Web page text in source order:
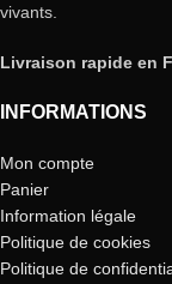
vivants.
Livraison rapide en
INFORMATIONS
Mon compte
Panier
Information légale
Politique de cookies
Politique de